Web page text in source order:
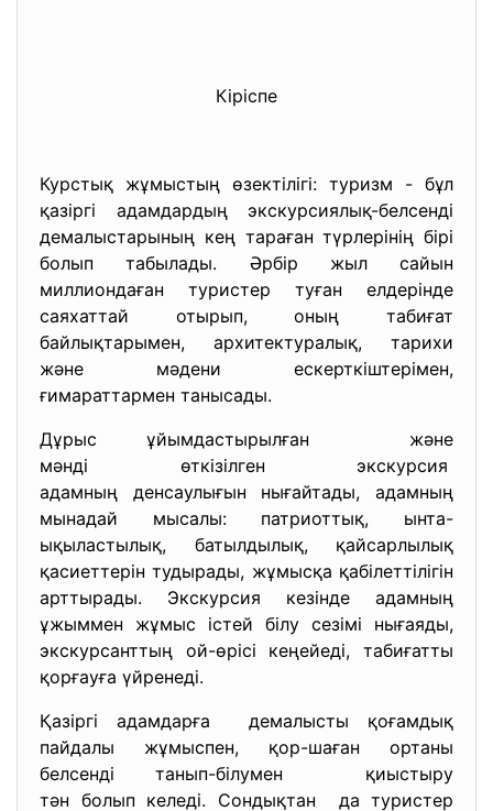
Кіріспе
Курстық жұмыстың өзектілігі: туризм - бұл
қазіргі адамдардың экскурсиялық-белсенді
демалыстарының кең тараған түрлерінің бірі
болып табылады. Әрбір жыл сайын
миллиондаған туристер туған елдерінде
саяхаттай отырып, оның табиғат
байлықтарымен, архитектуралық, тарихи
және мәдени ескерткіштерімен,
ғимараттармен танысады.
Дұрыс ұйымдастырылған және
мәнді өткізілген экскурсия
адамның денсаулығын нығайтады, адамның
мынадай мысалы: патриоттық, ынта-
ықыластылық, батылдылық, қайсарлылық
қасиеттерін тудырады, жұмысқа қабілеттілігін
арттырады. Экскурсия кезінде адамның
ұжыммен жұмыс істей білу сезімі нығаяды,
экскурсанттың ой-өрісі кеңейеді, табиғатты
қорғауға үйренеді.
Қазіргі адамдарға демалысты қоғамдық
пайдалы жұмыспен, қор-шаған ортаны
белсенді танып-білумен қиыстыру
тән болып келеді. Сондықтан да туристер